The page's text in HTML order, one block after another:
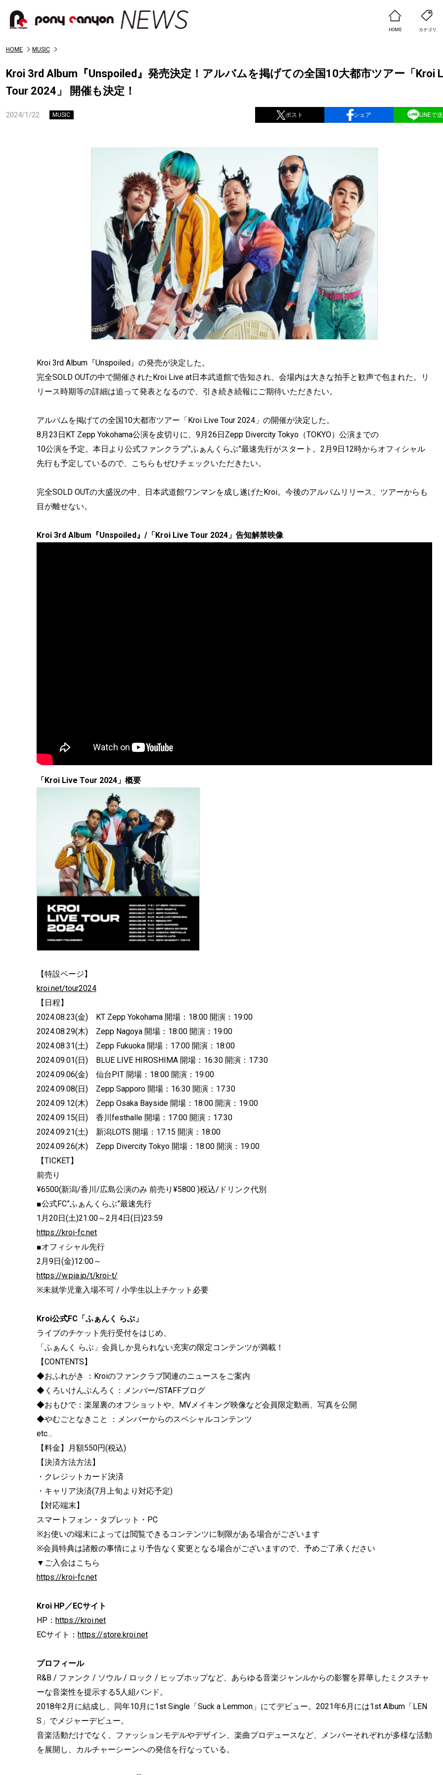
HOME カテゴリ
HOME MUSIC
Kroi 3rd Album『Unspoiled』発売決定！アルバムを掲げての全国10大都市ツアー「Kroi
Tour 2024」 開催も決定！
2024/1/22 MUSIC ポスト シェア LINEで
Kroi 3rd Album『Unspoiled』の発売が決定した。
完全SOLD OUTの中で開催されたKroi Live at日本武道館で告知され、会場内は大きな拍手と歓声で包まれた。リ
リース時期等の詳細は追って発表となるので、引き続き続報にご期待いただきたい。
アルバムを掲げての全国10大都市ツアー「Kroi Live Tour 2024」の開催が決定した。
8月23日KT Zepp Yokohama公演を皮切りに、9月26日Zepp Divercity Tokyo（TOKYO）公演までの
10公演を予定。本日より公式ファンクラブ”ふぁんくらぶ”最速先行がスタート。2月9日12時からオフィシャル
先行も予定しているので、こちらもぜひチェックいただきたい。
完全SOLD OUTの大盛況の中、日本武道館ワンマンを成し遂げたKroi。今後のアルバムリリース、ツアーからも
目が離せない。
Kroi 3rd Album『Unspoiled』/「Kroi Live Tour 2024」告知解禁映像
「Kroi Live Tour 2024」概要
【特設ページ】
kroi.net/tour2024
【日程】
2024.08.23(金) KT Zepp Yokohama 開場：18:00 開演：19:00
2024.08.29(木) Zepp Nagoya 開場：18:00 開演：19:00
2024.08.31(土) Zepp Fukuoka 開場：17:00 開演：18:00
2024.09.01(日) BLUE LIVE HIROSHIMA 開場：16:30 開演：17:30
2024.09.06(金) 仙台PIT 開場：18:00 開演：19:00
2024.09.08(日) Zepp Sapporo 開場：16:30 開演：17:30
2024.09.12(木) Zepp Osaka Bayside 開場：18:00 開演：19:00
2024.09.15(日) 香川festhalle 開場：17:00 開演：17:30
2024.09.21(土) 新潟LOTS 開場：17:15 開演：18:00
2024.09.26(木) Zepp Divercity Tokyo 開場：18:00 開演：19:00
【TICKET】
前売り
¥6500(新潟/香川/広島公演のみ 前売り¥5800 )税込/ドリンク代別
■公式FC”ふぁんくらぶ”最速先行
1月20日(土)21:00～2月4日(日)23:59
https://kroi-fc.net
■オフィシャル先行
2月9日(金)12:00～
https://w.pia.jp/t/kroi-t/
※未就学児童入場不可 / 小学生以上チケット必要
Kroi公式FC「ふぁんく らぶ」
ライブのチケット先行受付をはじめ、
「ふぁんく らぶ」会員しか見られない充実の限定コンテンツが満載！
【CONTENTS】
◆おふれがき ：Kroiのファンクラブ関連のニュースをご案内
◆くろいけんぶんろく：メンバー/STAFFブログ
◆おもひで：楽屋裏のオフショットや、MVメイキング映像など会員限定動画、写真を公開
◆やむごとなきこと ：メンバーからのスペシャルコンテンツ
etc…
【料金】月額550円(税込)
【決済方法方法】
・クレジットカード決済
・キャリア決済(7月上旬より対応予定)
【対応端末】
スマートフォン・タブレット・PC
※お使いの端末によっては閲覧できるコンテンツに制限がある場合がございます
※会員特典は諸般の事情により予告なく変更となる場合がございますので、予めご了承ください
▼ご入会はこちら
https://kroi-fc.net
Kroi HP／ECサイト
HP： https://kroi.net
ECサイト： https://store.kroi.net
プロフィール
R&B / ファンク / ソウル / ロック / ヒップホップなど、あらゆる音楽ジャンルからの影響を昇華したミクスチャ
ーな音楽性を提示する5人組バンド。
2018年2月に結成し、同年10月に1st Single「Suck a Lemmon」にてデビュー。2021年6月には1st Album「LEN
S」でメジャーデビュー。
音楽活動だけでなく、ファッションモデルやデザイン、楽曲プロデュースなど、メンバーそれぞれが多様な活動
を展開し、カルチャーシーンへの発信を行なっている。